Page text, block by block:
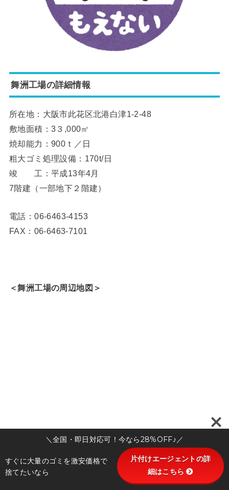
舞洲工場の詳細情報
所在地：大阪市此花区北港白津1-2-48
敷地面積：3３,000㎡
焼却能力：900ｔ／日
粗大ゴミ処理設備：170t/日
竣 工：平成13年4月
7階建（一部地下２階建）
電話：06-6463-4153
FAX：06-6463-7101
＜舞洲工場の周辺地図＞
＼全国・即日対応可！今なら28%OFF♪／
すぐに大量のゴミを激安価格で
捨てたいなら
片付けエージェントの詳
細はこちら